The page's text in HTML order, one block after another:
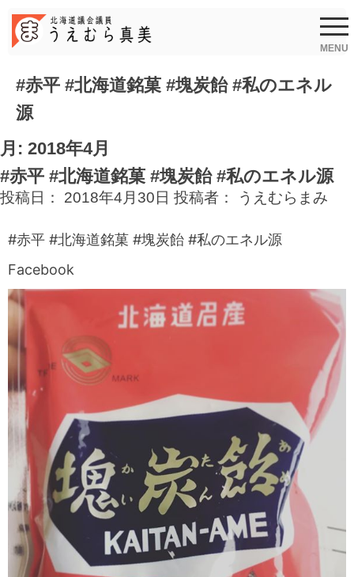
content
MENU
#赤平 #北海道銘菓 #塊炭飴 #私のエネル
源
月: 2018年4月
#赤平 #北海道銘菓 #塊炭飴 #私のエネル源
投稿日： 2018年4月30日 投稿者： うえむらまみ
#赤平 #北海道銘菓 #塊炭飴 #私のエネル源
Facebook